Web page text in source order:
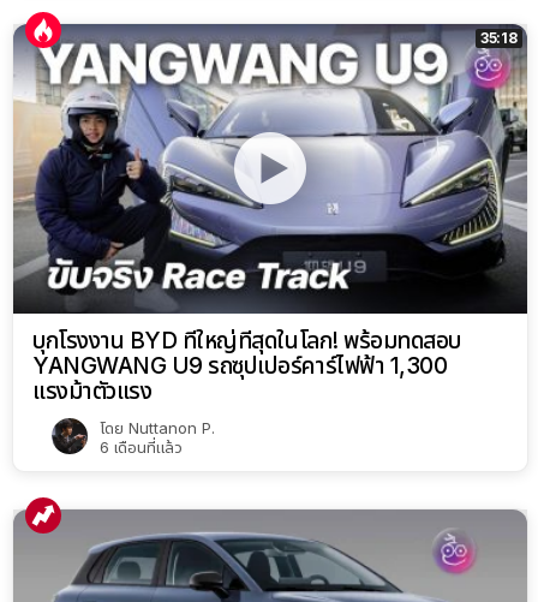
35:18
บุกโรงงาน BYD ที่ใหญ่ที่สุดในโลก! พร้อมทดสอบ
YANGWANG U9 รถซุปเปอร์คาร์ไฟฟ้า 1,300
แรงม้าตัวแรง
โดย Nuttanon P.
6 เดือนที่แล้ว